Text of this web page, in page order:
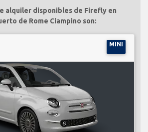
alquiler disponibles de Firefly en
de Rome Ciampino son:
MINI